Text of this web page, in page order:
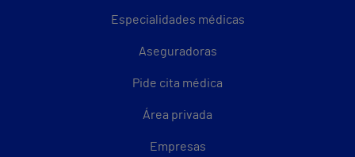
Especialidades médicas
Aseguradoras
Pide cita médica
Área privada
Empresas